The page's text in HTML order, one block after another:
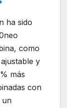
ha sido
como
y
más
con
un